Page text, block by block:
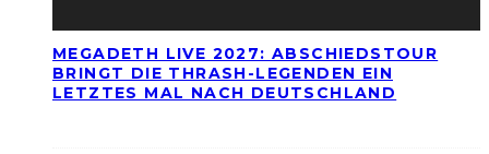
MEGADETH LIVE 2027: ABSCHIEDSTOUR
BRINGT DIE THRASH-LEGENDEN EIN
LETZTES MAL NACH DEUTSCHLAND